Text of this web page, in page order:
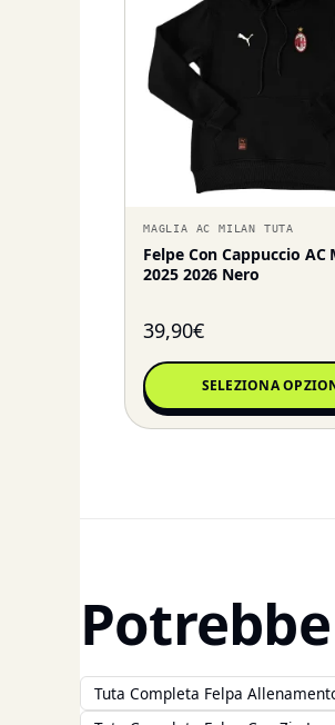
MAGLIA AC MILAN TUTA
Felpe Con Cappuccio AC
2025 2026 Nero
39,90€
SELEZIONA
Tuta Completa Felpa